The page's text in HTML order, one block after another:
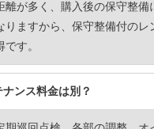
離が多く、購入後の保守整備
りますから、保守整備付のレ
す。
ンス料金は別？